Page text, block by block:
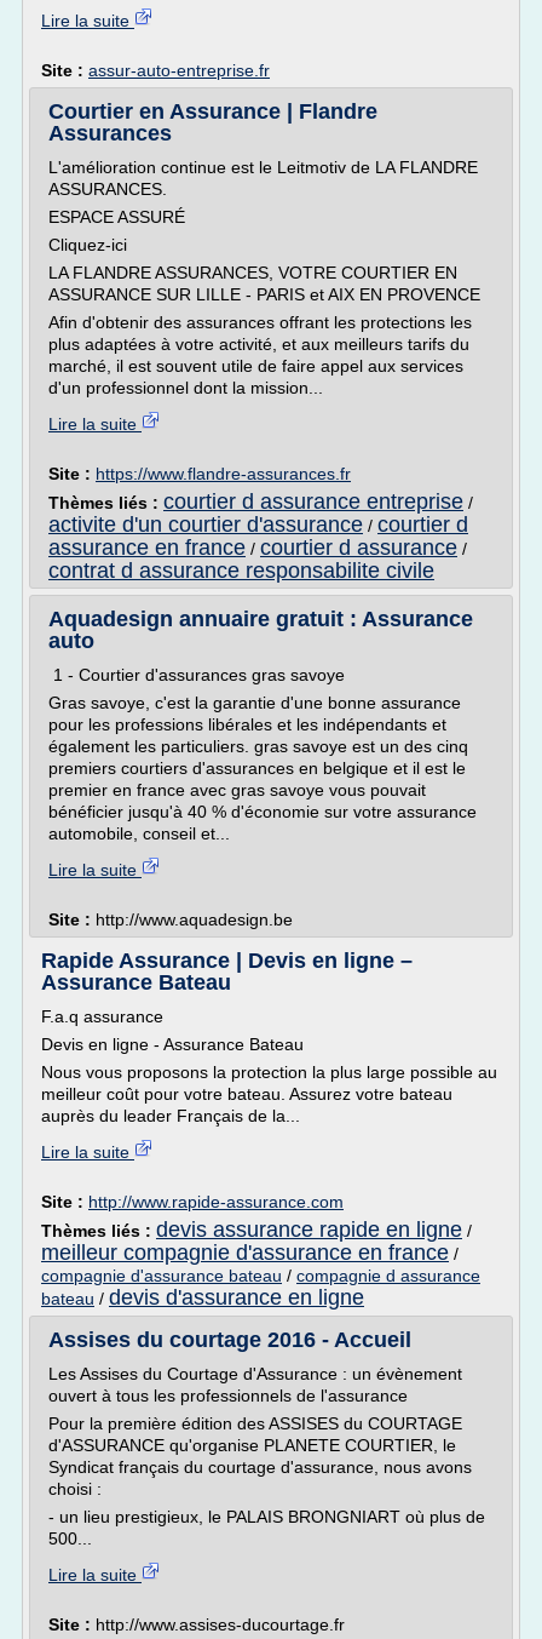
Lire la suite
Site : assur-auto-entreprise.fr
Courtier en Assurance | Flandre
Assurances
L'amélioration continue est le Leitmotiv de LA FLANDRE
ASSURANCES.
ESPACE ASSURÉ
Cliquez-ici
LA FLANDRE ASSURANCES, VOTRE COURTIER EN
ASSURANCE SUR LILLE - PARIS et AIX EN PROVENCE
Afin d'obtenir des assurances offrant les protections les
plus adaptées à votre activité, et aux meilleurs tarifs du
marché, il est souvent utile de faire appel aux services
d'un professionnel dont la mission...
Lire la suite
Site : https://www.flandre-assurances.fr
Thèmes liés : courtier d assurance entreprise /
activite d'un courtier d'assurance / courtier d
assurance en france / courtier d assurance /
contrat d assurance responsabilite civile
Aquadesign annuaire gratuit : Assurance
auto
1 - Courtier d'assurances gras savoye
Gras savoye, c'est la garantie d'une bonne assurance
pour les professions libérales et les indépendants et
également les particuliers. gras savoye est un des cinq
premiers courtiers d'assurances en belgique et il est le
premier en france avec gras savoye vous pouvait
bénéficier jusqu'à 40 % d'économie sur votre assurance
automobile, conseil et...
Lire la suite
Site : http://www.aquadesign.be
Rapide Assurance | Devis en ligne –
Assurance Bateau
F.a.q assurance
Devis en ligne - Assurance Bateau
Nous vous proposons la protection la plus large possible au
meilleur coût pour votre bateau. Assurez votre bateau
auprès du leader Français de la...
Lire la suite
Site : http://www.rapide-assurance.com
Thèmes liés : devis assurance rapide en ligne /
meilleur compagnie d'assurance en france /
compagnie d'assurance bateau / compagnie d assurance
bateau / devis d'assurance en ligne
Assises du courtage 2016 - Accueil
Les Assises du Courtage d'Assurance : un évènement
ouvert à tous les professionnels de l'assurance
Pour la première édition des ASSISES du COURTAGE
d'ASSURANCE qu'organise PLANETE COURTIER, le
Syndicat français du courtage d'assurance, nous avons
choisi :
- un lieu prestigieux, le PALAIS BRONGNIART où plus de
500...
Lire la suite
Site : http://www.assises-ducourtage.fr